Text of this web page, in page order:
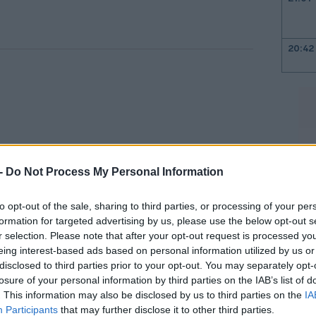
Do Not Process My Personal Information
opt-out of the sale, sharing to third parties, or processing of your
for targeted advertising by us, please use the below opt-out
selection. Please note that after your opt-out request is processed
interest-based ads based on personal information utilized by us
to third parties prior to your opt-out. You may separately
of your personal information by third parties on the IAB’s list of
This information may also be disclosed by us to third parties on the
Participants that may further disclose it to other third parties.
τη Ρωσία για την πραγματοποίηση
150 αντιπαραθέσεις στο πεδίο
παρά την εκεχειρία με τη
20:42
20:00
19:45